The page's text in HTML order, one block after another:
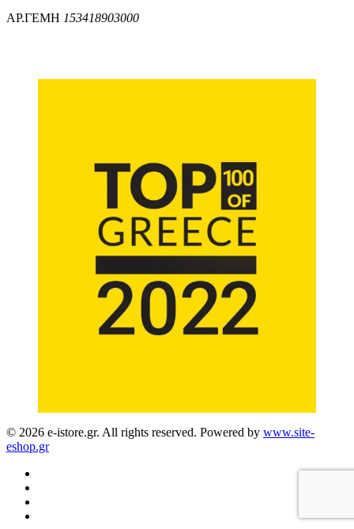
ΑΡ.ΓΕΜΗ 153418903000
© 2026 e-istore.gr. All rights reserved. Powered by www.site-
eshop.gr